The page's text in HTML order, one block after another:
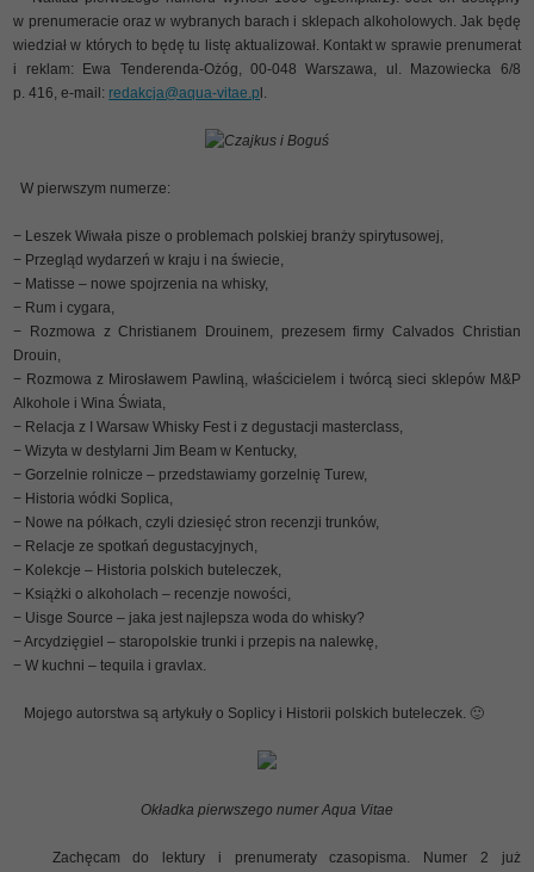
w prenumeracie oraz w wybranych barach i sklepach alkoholowych. Jak będę
wiedział w których to będę tu listę aktualizował. Kontakt w sprawie prenumerat
i reklam: Ewa Tenderenda-Ożóg, 00-048 Warszawa, ul. Mazowiecka 6/8
p. 416, e-mail: redakcja@aqua-vitae.pl.
Czajkus i Boguś
W pierwszym numerze:
− Leszek Wiwała pisze o problemach polskiej branży spirytusowej,
− Przegląd wydarzeń w kraju i na świecie,
− Matisse – nowe spojrzenia na whisky,
− Rum i cygara,
− Rozmowa z Christianem Drouinem, prezesem firmy Calvados Christian
Drouin,
− Rozmowa z Mirosławem Pawliną, właścicielem i twórcą sieci sklepów M&P
Alkohole i Wina Świata,
− Relacja z I Warsaw Whisky Fest i z degustacji masterclass,
− Wizyta w destylarni Jim Beam w Kentucky,
− Gorzelnie rolnicze – przedstawiamy gorzelnię Turew,
− Historia wódki Soplica,
− Nowe na półkach, czyli dziesięć stron recenzji trunków,
− Relacje ze spotkań degustacyjnych,
− Kolekcje – Historia polskich buteleczek,
− Książki o alkoholach – recenzje nowości,
− Uisge Source – jaka jest najlepsza woda do whisky?
− Arcydzięgiel – staropolskie trunki i przepis na nalewkę,
− W kuchni – tequila i gravlax.
Mojego autorstwa są artykuły o Soplicy i Historii polskich buteleczek. 🙂
Okładka pierwszego numer Aqua Vitae
Zachęcam do lektury i prenumeraty czasopisma. Numer 2 już